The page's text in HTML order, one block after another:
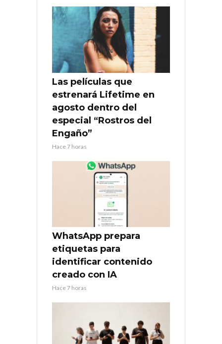
Las películas que
estrenará Lifetime en
agosto dentro del
especial “Rostros del
Engaño”
Hace 7 horas
WhatsApp prepara
etiquetas para
identificar contenido
creado con IA
Hace 7 horas